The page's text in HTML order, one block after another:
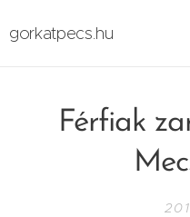
gorkatpecs.hu
Férfiak